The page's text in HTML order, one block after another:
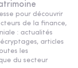
pour découvrir
de la finance,
: actualités
articles
les
du secteur